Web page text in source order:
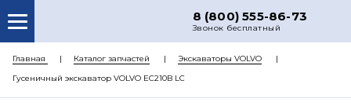
8 (800) 555-86-73
Звонок бесплатный
О НАС
КАТАЛОГ ЗАПЧАСТЕЙ
Главная Каталог запчастей
Экскаваторы VOLVO
Гусеничный экскаватор VOLVO EC210B LC